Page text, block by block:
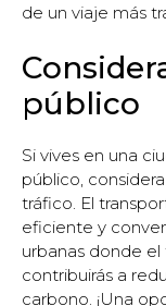
de un viaje más
público
Si vives en una
público,
tráfico. El
eficiente y
urbanas donde el
contribuirás a
carbono. ¡Una